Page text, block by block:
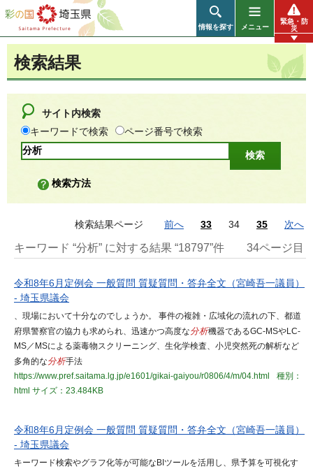
彩の国 埼玉県
情報を探す メニュー
緊急・防
災
検索結果
サイト内検索
キーワードで検索
ページ番号で検索
検索方法
検索結果ページ 前へ 33 34 35 次へ
キーワード “分析” に対する結果 “18797”件 34ページ目
令和8年6月定例会 一般質問 質疑質問・答弁全文（宮崎吾一議員）
- 埼玉県議会
、現場において十分なのでしょうか。 事件の複雑・広域化の流れの下、都道
府県警察官の協力も求められ、迅速かつ高度な分析機器であるGC-MSやLC-
MS／MSによる薬毒物スクリーニング、生化学検査、小児突然死の解析など
多角的な分析手法
https://www.pref.saitama.lg.jp/e1601/gikai-gaiyou/r0806/4/m/04.html
種別：
html サイズ：23.484KB
令和8年6月定例会 一般質問 質疑質問・答弁全文（宮崎吾一議員）
- 埼玉県議会
キーワード検索やグラフ化等が可能なBIツールを活用し、県予算を可視化す